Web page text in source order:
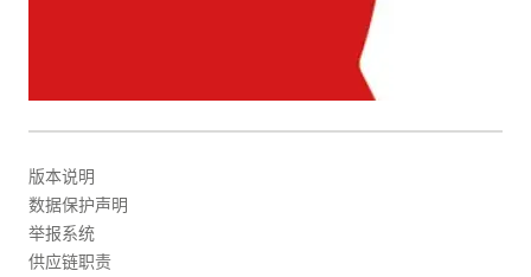
版本说明
数据保护声明
举报系统
供应链职责